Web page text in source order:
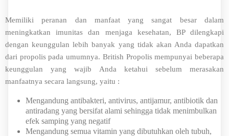
Memiliki peranan dan manfaat yang sangat besar dalam
meningkatkan imunitas dan menjaga kesehatan, BP dilengkapi
dengan keunggulan lebih banyak yang tidak akan Anda dapatkan
dari propolis pada umumnya. British Propolis mempunyai beberapa
keunggulan yang wajib Anda ketahui sebelum merasakan
manfaatnya secara langsung, yaitu :
Mengandung antibakteri, antivirus, antijamur, antibiotik dan
antiradang yang bersifat alami sehingga tidak menimbulkan
efek samping yang negatif
Mengandung semua vitamin yang dibutuhkan oleh tubuh,